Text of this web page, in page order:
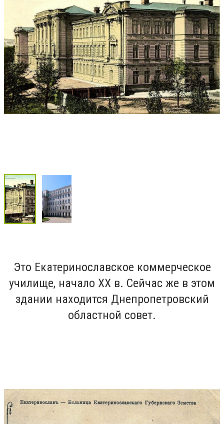
Это Екатеринославское коммерческое
училище, начало ХХ в. Сейчас же в этом
здании находится Днепропетровский
областной совет.